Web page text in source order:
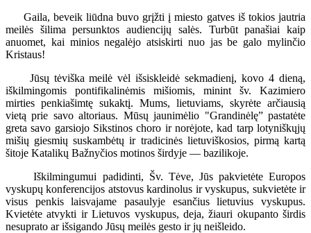
Gaila, beveik liūdna buvo grįžti į miesto gatves iš tokios jautria
meilės šilima persunktos audiencijų salės. Turbūt panašiai kaip
anuomet, kai minios negalėjo atsiskirti nuo jas be galo mylinčio
Kristaus!
Jūsų tėviška meilė vėl išsiskleidė sekmadienį, kovo 4 dieną,
iškilmingomis pontifikalinėmis mišiomis, minint šv. Kazimiero
mirties penkiašimtę sukaktį. Mums, lietuviams, skyrėte arčiausią
vietą prie savo altoriaus. Mūsų jaunimėlio "Grandinėlę” pastatėte
greta savo garsiojo Sikstinos choro ir norėjote, kad tarp lotyniškųjų
mišių giesmių suskambėtų ir tradicinės lietuviškosios, pirmą kartą
šitoje Katalikų Bažnyčios motinos širdyje — bazilikoje.
Iškilmingumui padidinti, Šv. Tėve, Jūs pakvietėte Europos
vyskupų konferencijos atstovus kardinolus ir vyskupus, sukvietėte ir
visus penkis laisvajame pasaulyje esančius lietuvius vyskupus.
Kvietėte atvykti ir Lietuvos vyskupus, deja, žiauri okupanto širdis
nesuprato ar išsigando Jūsų meilės gesto ir jų neišleido.